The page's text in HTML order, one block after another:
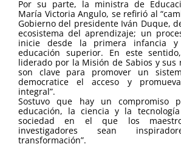
Por su parte, la ministra de
María Victoria Angulo, se refirió al
Gobierno del presidente Iván Duque,
ecosistema del aprendizaje; un
inicie desde la primera infancia
educación superior. En este
liderado por la Misión de Sabios y sus
son clave para promover un
democratice el acceso y
integral”.
Sostuvo que hay un compromiso
educación, la ciencia y la
sociedad en el que los
investigadores sean
transformación”.